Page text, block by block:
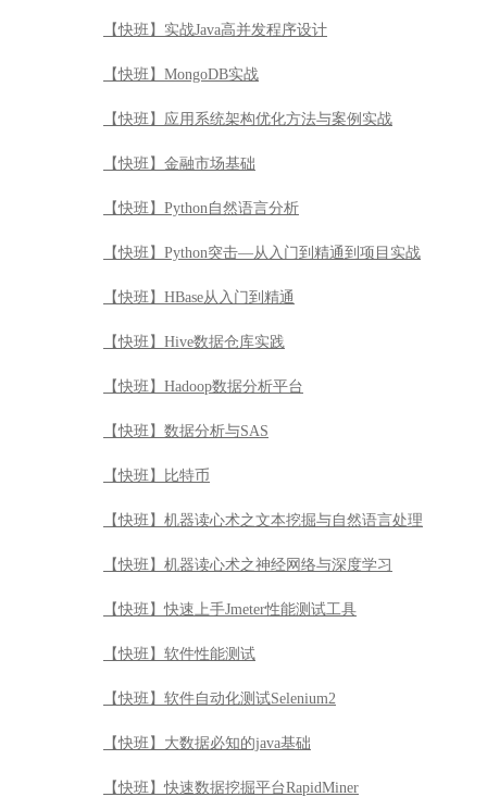
【快班】实战Java高并发程序设计
【快班】MongoDB实战
【快班】应用系统架构优化方法与案例实战
【快班】金融市场基础
【快班】Python自然语言分析
【快班】Python突击—从入门到精通到项目实战
【快班】HBase从入门到精通
【快班】Hive数据仓库实践
【快班】Hadoop数据分析平台
【快班】数据分析与SAS
【快班】比特币
【快班】机器读心术之文本挖掘与自然语言处理
【快班】机器读心术之神经网络与深度学习
【快班】快速上手Jmeter性能测试工具
【快班】软件性能测试
【快班】软件自动化测试Selenium2
【快班】大数据必知的java基础
【快班】快速数据挖掘平台RapidMiner